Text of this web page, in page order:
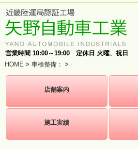
営業時間 10:00～19:00 定休日 火曜、祝日
HOME > 車検整備 ： >
店舗案内
施工実績